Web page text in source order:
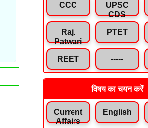
CCC
UPSC
CDS
Raj.
Patwari
PTET
REET -----
विषय का चयन करें
Current
Affairs
English